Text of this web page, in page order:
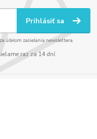
Prihlásiť sa
za účelom zasielania newslettera.
raz za 14 dní.